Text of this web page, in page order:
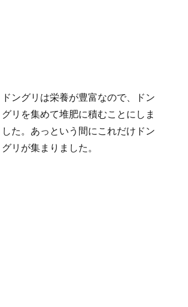
ドングリは栄養が豊富なので、ドン
グリを集めて堆肥に積むことにしま
した。あっという間にこれだけドン
グリが集まりました。